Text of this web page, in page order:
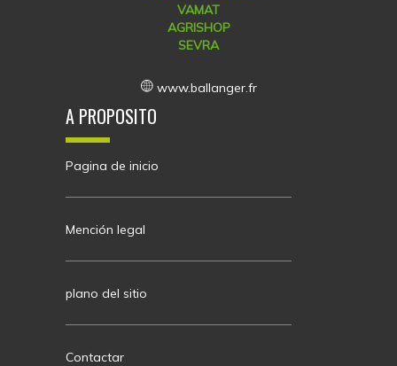
VAMAT
AGRISHOP
SEVRA
www.ballanger.fr
A PROPOSITO
Pagina de inicio
Mención legal
plano del sitio
Contactar